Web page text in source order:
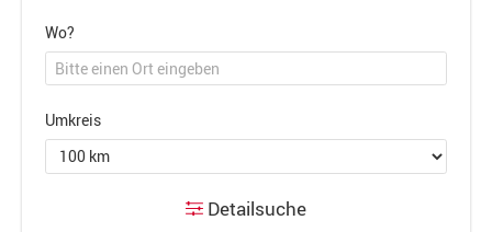
Wo?
Umkreis
Detailsuche